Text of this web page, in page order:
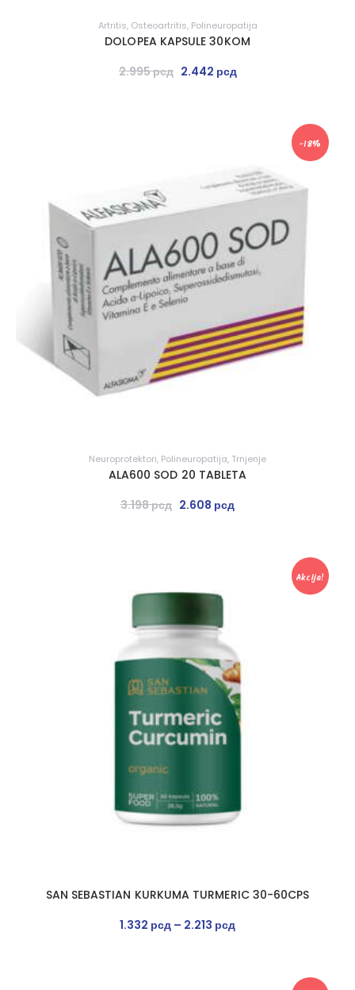
Artritis, Osteoartritis, Polineuropatija
DOLOPEA KAPSULE 30KOM
2.995рсд 2.442 рсд
-18%
Neuroprotektori, Polineuropatija, Trnjenje
ALA600 SOD 20 TABLETA
3.198рсд 2.608 рсд
Akcija!
SAN SEBASTIAN KURKUMA TURMERIC 30-60CPS
1.332 рсд – 2.213 рсд